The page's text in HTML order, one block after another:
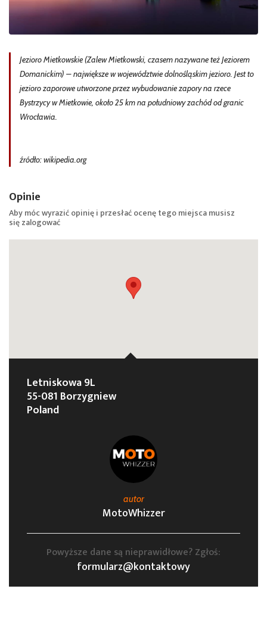
Jezioro Mietkowskie (Zalew Mietkowski, czasem nazywane też Jeziorem
Domanickim) – największe w województwie dolnośląskim jezioro. Jest to
jezioro zaporowe utworzone przez wybudowanie zapory na rzece
Bystrzycy w Mietkowie, około 25 km na południowy zachód od granic
Wrocławia.
źródło: wikipedia.org
Opinie
Aby móc wyrazić opinię i przesłać ocenę tego miejsca musisz
sięzalogować
Letniskowa 9L
55-081 Borzygniew
Poland
autor
MotoWhizzer
Powyższe dane są nieprawidłowe? Zgłoś:
formularz@kontaktowy